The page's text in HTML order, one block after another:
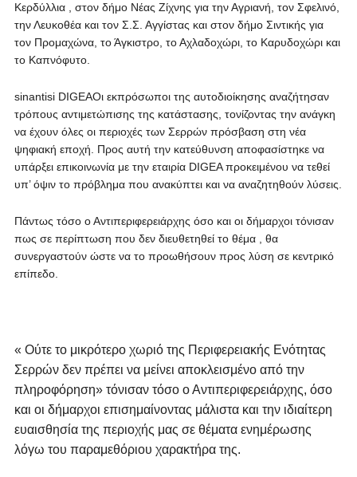
Κερδύλλια , στον δήμο Νέας Ζίχνης για την Αγριανή, τον Σφελινό,
την Λευκοθέα και τον Σ.Σ. Αγγίστας και στον δήμο Σιντικής για
τον Προμαχώνα, το Άγκιστρο, το Αχλαδοχώρι, το Καρυδοχώρι και
το Καπνόφυτο.
sinantisi DIGEAΟι εκπρόσωποι της αυτοδιοίκησης αναζήτησαν
τρόπους αντιμετώπισης της κατάστασης, τονίζοντας την ανάγκη
να έχουν όλες οι περιοχές των Σερρών πρόσβαση στη νέα
ψηφιακή εποχή. Προς αυτή την κατεύθυνση αποφασίστηκε να
υπάρξει επικοινωνία με την εταιρία DIGEA προκειμένου να τεθεί
υπ’ όψιν το πρόβλημα που ανακύπτει και να αναζητηθούν λύσεις.
Πάντως τόσο ο Αντιπεριφερειάρχης όσο και οι δήμαρχοι τόνισαν
πως σε περίπτωση που δεν διευθετηθεί το θέμα , θα
συνεργαστούν ώστε να το προωθήσουν προς λύση σε κεντρικό
επίπεδο.
« Ούτε το μικρότερο χωριό της Περιφερειακής Ενότητας
Σερρών δεν πρέπει να μείνει αποκλεισμένο από την
πληροφόρηση» τόνισαν τόσο ο Αντιπεριφερειάρχης, όσο
και οι δήμαρχοι επισημαίνοντας μάλιστα και την ιδιαίτερη
ευαισθησία της περιοχής μας σε θέματα ενημέρωσης
λόγω του παραμεθόριου χαρακτήρα της.